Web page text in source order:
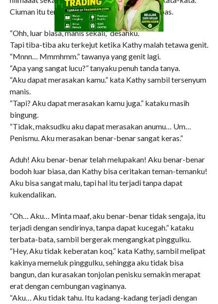
Ciuman itu terhenti karena kami kehabisan napas.
“Ohh, luar biasa, manis sekali,” desahku.
Tapi tiba-tiba aku terkejut ketika Kathy malah tetawa genit.
“Mnnn… Mmmhmm.” tawanya yang genit lagi.
“Apa yang sangat lucu?” tanyaku penuh tanda tanya.
“Aku dapat merasakan kamu.” kata Kathy sambil tersenyum
manis.
“Tapi? Aku dapat merasakan kamu juga.” kataku masih
bingung.
“Tidak, maksudku aku dapat merasakan anumu… Um…
Penismu. Aku merasakan benar-benar sangat keras.”
Aduh! Aku benar-benar telah melupakan! Aku benar-benar
bodoh luar biasa, dan Kathy bisa ceritakan teman-temanku!
Aku bisa sangat malu, tapi hal itu terjadi tanpa dapat
kukendalikan.
“Oh… Aku… Minta maaf, aku benar-benar tidak sengaja, itu
terjadi dengan sendirinya, tanpa dapat kucegah.” kataku
terbata-bata, sambil bergerak mengangkat pinggulku.
“Hey, Aku tidak keberatan koq.” kata Kathy, sambil melipat
kakinya memeluk pinggulku, sehingga aku tidak bisa
bangun, dan kurasakan tonjolan penisku semakin merapat
erat dengan cembungan vaginanya.
“Aku… Aku tidak tahu. Itu kadang-kadang terjadi dengan